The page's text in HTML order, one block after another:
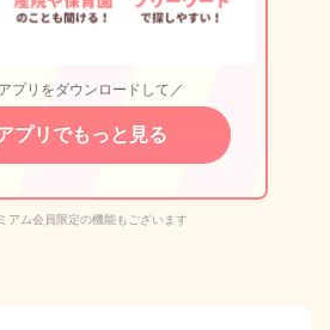
プリをダウンロードして／
プリでもっと見る
アム会員限定の機能もございます